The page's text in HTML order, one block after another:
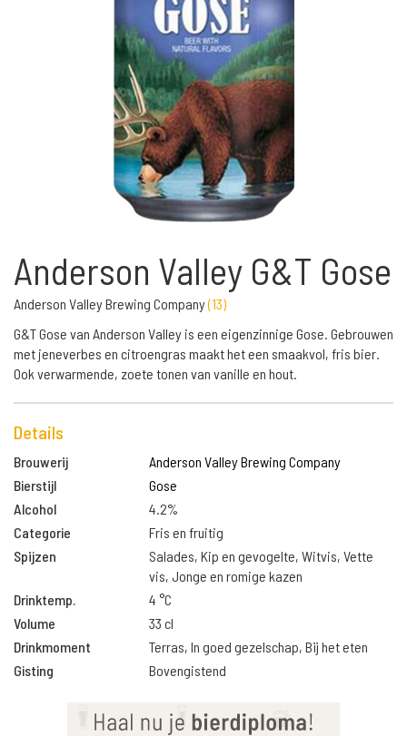
Anderson Valley G&T Gose
Anderson Valley Brewing Company(13)
G&T Gose van Anderson Valley is een eigenzinnige Gose. Gebrouwen
met jeneverbes en citroengras maakt het een smaakvol, fris bier.
Ook verwarmende, zoete tonen van vanille en hout.
Details
Brouwerij
Anderson Valley Brewing Company
Bierstijl
Gose
Alcohol
4.2%
Categorie
Fris en fruitig
Spijzen
Salades, Kip en gevogelte, Witvis, Vette
vis, Jonge en romige kazen
Drinktemp.
4 °C
Volume
33 cl
Drinkmoment
Terras, In goed gezelschap, Bij het eten
Gisting
Bovengistend